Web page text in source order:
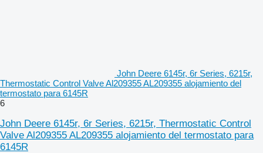
John Deere 6145r, 6r Series, 6215r,
Thermostatic Control Valve Al209355 AL209355 alojamiento del
termostato para 6145R
6
John Deere 6145r, 6r Series, 6215r, Thermostatic Control
Valve Al209355 AL209355 alojamiento del termostato para
6145R